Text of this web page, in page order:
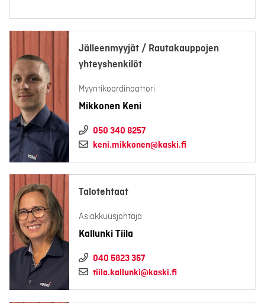
Jälleenmyyjät / Rautakauppojen
yhteyshenkilöt
Myyntikoordinaattori
Mikkonen Keni
050 340 8257
keni.mikkonen@kaski.fi
Talotehtaat
Asiakkuusjohtaja
Kallunki Tiila
040 5823 357
tiila.kallunki@kaski.fi